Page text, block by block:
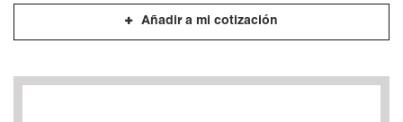
Añadir a mi cotización